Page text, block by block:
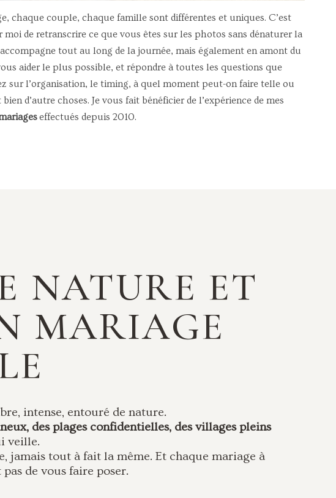
chaque couple, chaque famille sont différentes et uniques. C’est
de retranscrire ce que vous êtes sur les photos sans dénaturer la
tout au long de la journée, mais également en amont du
aider le plus possible, et répondre à toutes les questions que
sur l’organisation, le timing, à quel moment peut-on faire telle ou
d’autre choses. Je vous fait bénéficier de l’expérience de mes
effectués depuis 2010.
NATURE ET
MARIAGE
intense, entouré de nature.
des plages confidentielles, des villages pleins
veille.
jamais tout à fait la même. Et chaque mariage à
de vous faire poser.